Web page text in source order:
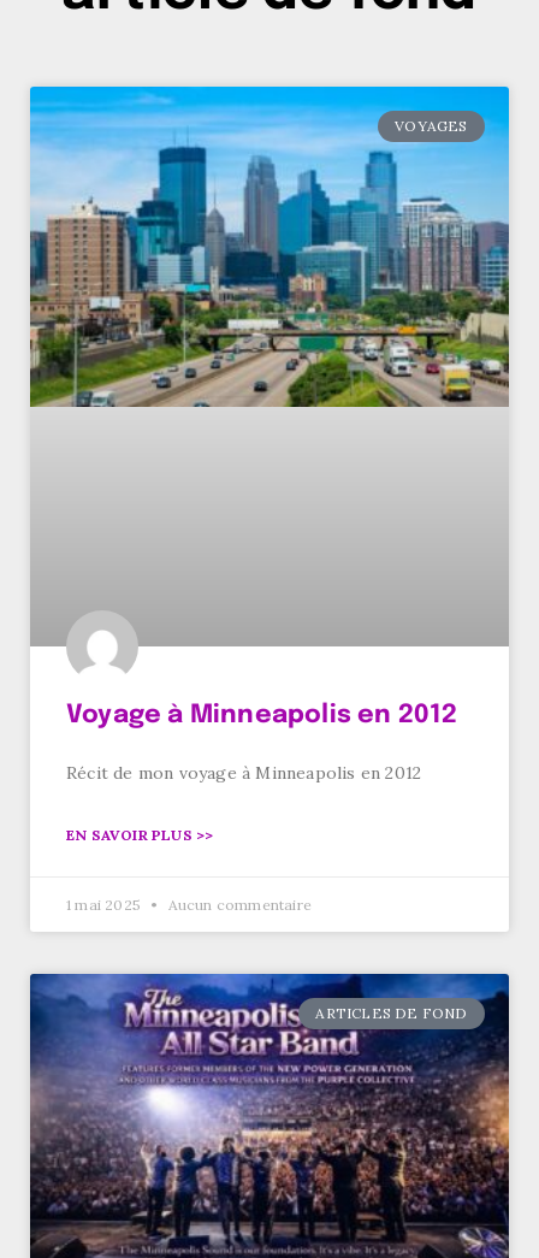
VOYAGES
Voyage à Minneapolis en 2012
Récit de mon voyage à Minneapolis en 2012
EN SAVOIR PLUS >>
1 mai 2025 Aucun commentaire
ARTICLES DE FOND